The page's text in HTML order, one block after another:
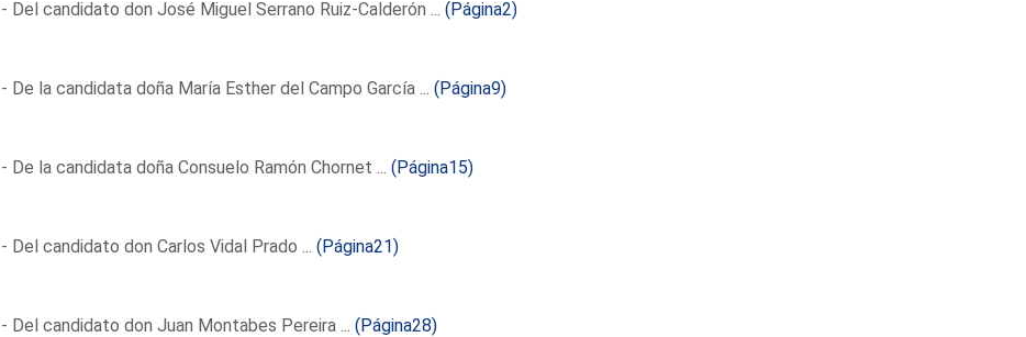
- Del candidato don José Miguel Serrano Ruiz-Calderón ... (Página2)
- De la candidata doña María Esther del Campo García ... (Página9)
- De la candidata doña Consuelo Ramón Chornet ... (Página15)
- Del candidato don Carlos Vidal Prado ... (Página21)
- Del candidato don Juan Montabes Pereira ... (Página28)